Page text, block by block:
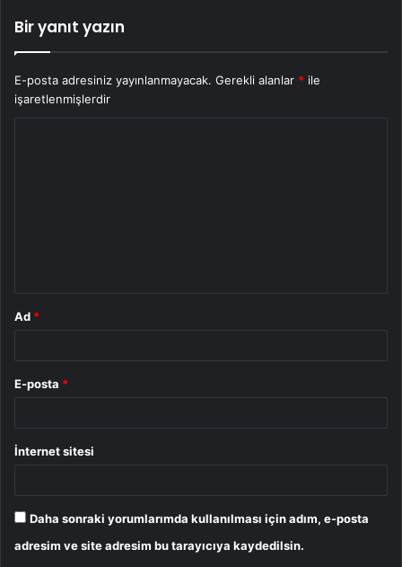
Bir yanıt yazın
E-posta adresiniz yayınlanmayacak. Gerekli alanlar * ile
işaretlenmişlerdir
Ad *
E-posta *
İnternet sitesi
Daha sonraki yorumlarımda kullanılması için adım, e-posta
adresim ve site adresim bu tarayıcıya kaydedilsin.